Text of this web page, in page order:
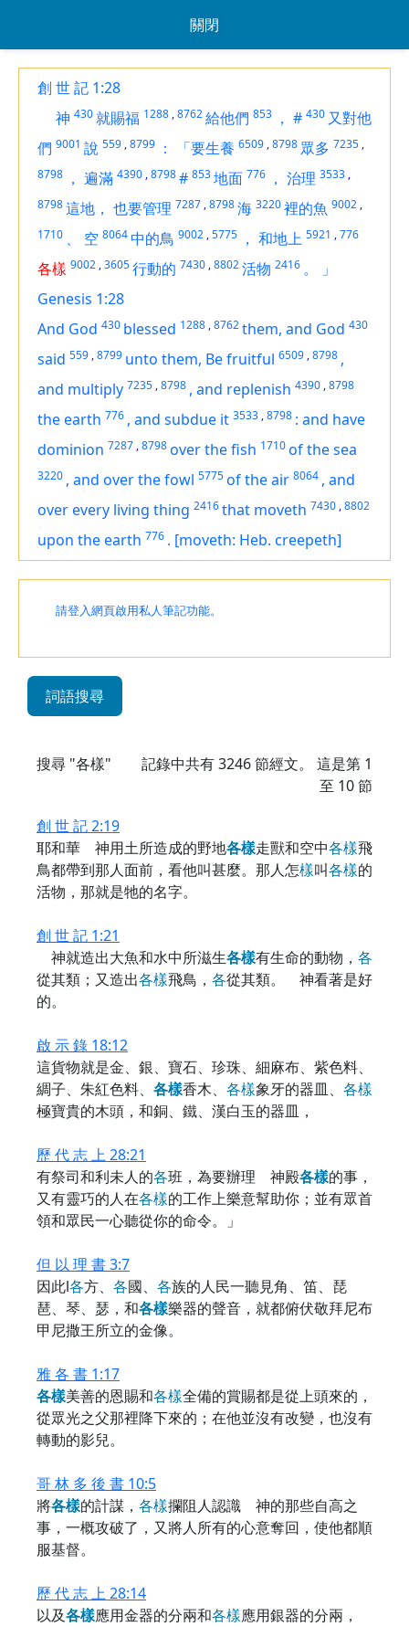
關閉
創 世 記 1:28
神 430就賜福 1288 ,8762給他們 853 ， # 430 又對他
們 9001 說 559 ,8799 ： 「要生養 6509 ,8798 眾多 7235 ,
8798 ， 遍滿 4390 ,8798# 853地面 776 ， 治理 3533 ,
8798這地， 也要管理 7287 ,8798海 3220裡的魚 9002 ,
1710 、 空 8064中的鳥 9002 ,5775 ， 和地上 5921 ,776
各樣 9002 ,3605行動的 7430 ,8802活物 2416 。
」
Genesis 1:28
And God 430 blessed 1288 ,8762them, and God 430
said 559 ,8799 unto them, Be fruitful 6509 ,8798 ,
and multiply 7235 ,8798 , and replenish 4390 ,8798
the earth 776 , and subdue it 3533 ,8798 : and have
dominion 7287 ,8798over the fish 1710of the sea
3220 , and over the fowl 5775of the air 8064 , and
over every living thing 2416that moveth 7430 ,8802
upon the earth 776 . [moveth: Heb. creepeth]
請登入網頁啟用私人筆記功能。
詞語搜尋
搜尋 "各樣" 記錄中共有3246節經文。 這是第 1
至 10 節
創 世 記 2:19
耶和華 神用土所造成的野地各樣走獸和空中各樣飛
鳥都帶到那人面前，看他叫甚麼。那人怎樣叫各樣的
活物，那就是牠的名字。
創 世 記 1:21
神就造出大魚和水中所滋生各樣有生命的動物， 各
從其類；又造出各樣飛鳥， 各從其類。 神看著是好
的。
啟 示 錄 18:12
這貨物就是金、銀、寶石、珍珠、細麻布、紫色料、
綢子、朱紅色料、 各樣香木、 各樣象牙的器皿、 各樣
極寶貴的木頭，和銅、鐵、漢白玉的器皿，
歷 代 志 上 28:21
有祭司和利未人的各班，為要辦理 神殿各樣的事，
又有靈巧的人在各樣的工作上樂意幫助你；並有眾首
領和眾民一心聽從你的命令。」
但 以 理 書 3:7
因此l各方、 各國、 各族的人民一聽見角、笛、琵
琶、琴、瑟，和各樣樂器的聲音，就都俯伏敬拜尼布
甲尼撒王所立的金像。
雅 各 書 1:17
各樣美善的恩賜和各樣全備的賞賜都是從上頭來的，
從眾光之父那裡降下來的；在他並沒有改變，也沒有
轉動的影兒。
哥 林 多 後 書 10:5
將各樣的計謀， 各樣攔阻人認識 神的那些自高之
事，一概攻破了，又將人所有的心意奪回，使他都順
服基督。
歷 代 志 上 28:14
以及各樣應用金器的分兩和各樣應用銀器的分兩，